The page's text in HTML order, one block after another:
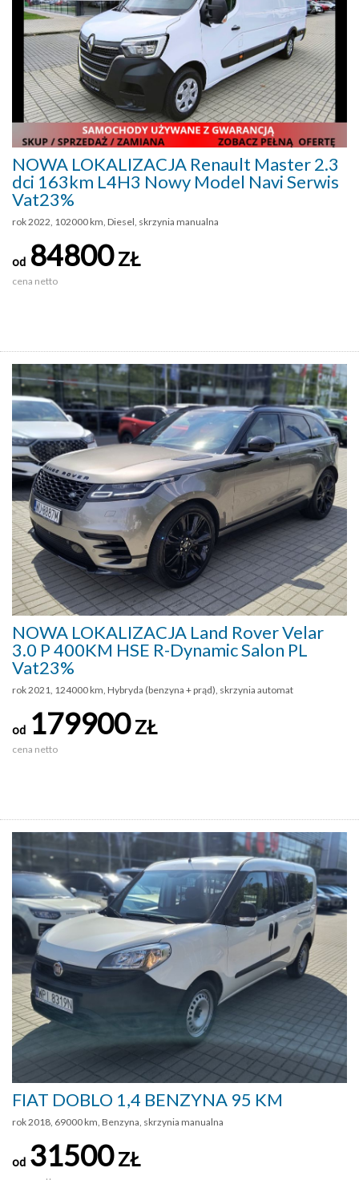
NOWA LOKALIZACJA Renault Master 2.3
dci 163km L4H3 Nowy Model Navi Serwis
Vat23%
rok 2022, 102000 km, Diesel, skrzynia manualna
od 84800ZŁ
cena netto
NOWA LOKALIZACJA Land Rover Velar
3.0 P 400KM HSE R-Dynamic Salon PL
Vat23%
rok 2021, 124000 km, Hybryda (benzyna + prąd), skrzynia automat
od 179900ZŁ
cena netto
FIAT DOBLO 1,4 BENZYNA 95 KM
rok 2018, 69000 km, Benzyna, skrzynia manualna
od 31500ZŁ